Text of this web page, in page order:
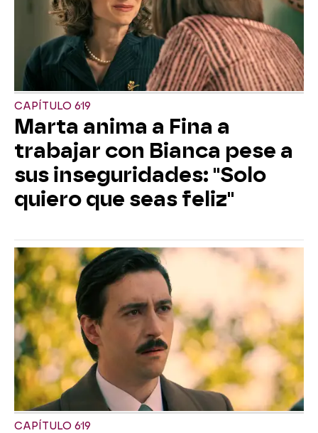
CAPÍTULO 619
Marta anima a Fina a
trabajar con Bianca pese a
sus inseguridades: "Solo
quiero que seas feliz"
CAPÍTULO 619